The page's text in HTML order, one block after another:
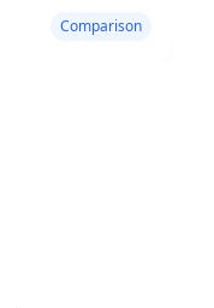
Comparison